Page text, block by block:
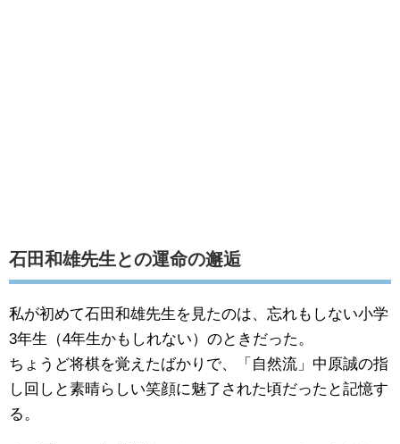
石田和雄先生との運命の邂逅
私が初めて石田和雄先生を見たのは、忘れもしない小学
3年生（4年生かもしれない）のときだった。
ちょうど将棋を覚えたばかりで、「自然流」中原誠の指
し回しと素晴らしい笑顔に魅了された頃だったと記憶す
る。